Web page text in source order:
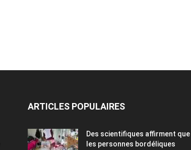
ARTICLES POPULAIRES
Des scientifiques affirment que
les personnes bordéliques